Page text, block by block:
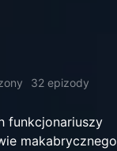
32 epizody
funkcjonariuszy
makabrycznego